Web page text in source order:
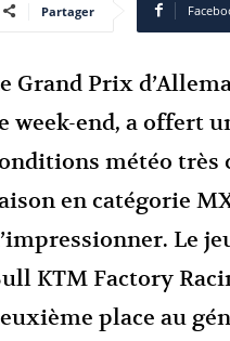
Partager
Grand Prix
week-end, a offert
météo très
en catégorie
Le
KTM Factory
place au